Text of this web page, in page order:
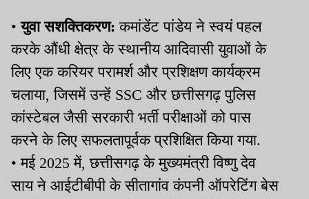
•युवा सशक्तिकरण:कमांडेंट पांडेय ने स्वयं पहल
करके औंधी क्षेत्र के स्थानीय आदिवासी युवाओं के
लिए एक करियर परामर्श और प्रशिक्षण कार्यक्रम
चलाया, जिसमें उन्हें SSC और छत्तीसगढ़ पुलिस
कांस्टेबल जैसी सरकारी भर्ती परीक्षाओं को पास
करने के लिए सफलतापूर्वक प्रशिक्षित किया गया.
• मई 2025 में, छत्तीसगढ़ के मुख्यमंत्री विष्णु देव
साय ने आईटीबीपी के सीतागांव कंपनी ऑपरेटिंग बेस